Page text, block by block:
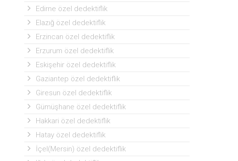
Edirne özel dedektiflik
Elazığ özel dedektiflik
Erzincan özel dedektiflik
Erzurum özel dedektiflik
Eskişehir özel dedektiflik
Gaziantep özel dedektiflik
Giresun özel dedektiflik
Gümüşhane özel dedektiflik
Hakkari özel dedektiflik
Hatay özel dedektiflik
İçel(Mersin) özel dedektiflik